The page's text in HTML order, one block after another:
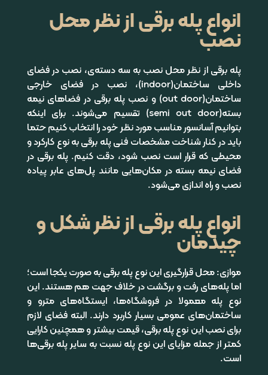
انواع پله برقی از نظر محل
نصب
پله برقی از نظر محل نصب به سه دسته‌ی، نصب در فضای
داخلی ساختمان(indoor)، نصب در فضای خارجی
ساختمان(out door) و نصب پله برقی در فضاهای نیمه
بسته(semi out door) تقسیم می‌شوند. برای اینکه
بتوانیم آسانسور مناسب مورد نظر خود را انتخاب کنیم حتما
باید در کنار شناخت مشخصات فنی پله برقی به نوع کارکرد و
محیطی که قرار است نصب شود، دقت کنیم. پله برقی در
فضای نیمه بسته در مکان‌هایی مانند پل‌های عابر پیاده
نصب و راه اندازی می‌شود.
انواع پله برقی از نظر شکل و
چیدمان
موازی: محل قرارگیری این نوع پله برقی به صورت یکجا است؛
اما پله‌های رفت و برگشت در خلاف جهت هم هستند. این
نوع پله معمولا در فروشگاه‌ها، ایستگاه‌های مترو و
ساختمان‌های عمومی بسیار کاربرد دارند. البته فضای لازم
برای نصب این نوع پله برقی، قیمت بیشتر و همچنین کارایی
کمتر از جمله مزایای این نوع پله نسبت به سایر پله برقی‌ها
است.